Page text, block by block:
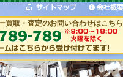
買取・査定のお問い合わせはこちら